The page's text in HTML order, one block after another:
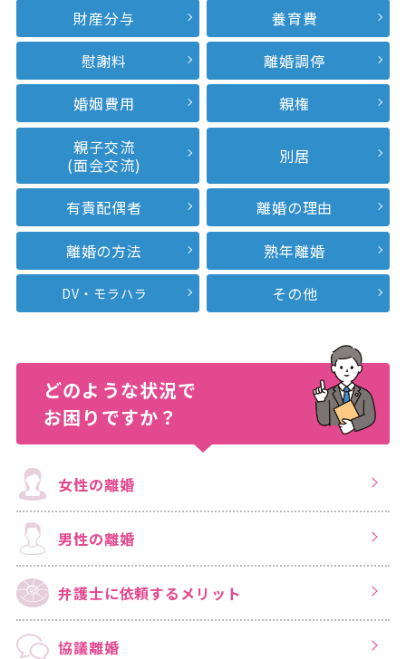
財産分与
養育費
慰謝料
離婚調停
婚姻費用
親権
親子交流
(面会交流)
別居
有責配偶者
離婚の理由
離婚の方法
熟年離婚
DV・モラハラ その他
どのような状況で
お困りですか？
女性の離婚
男性の離婚
弁護士に依頼する メリット
協議離婚